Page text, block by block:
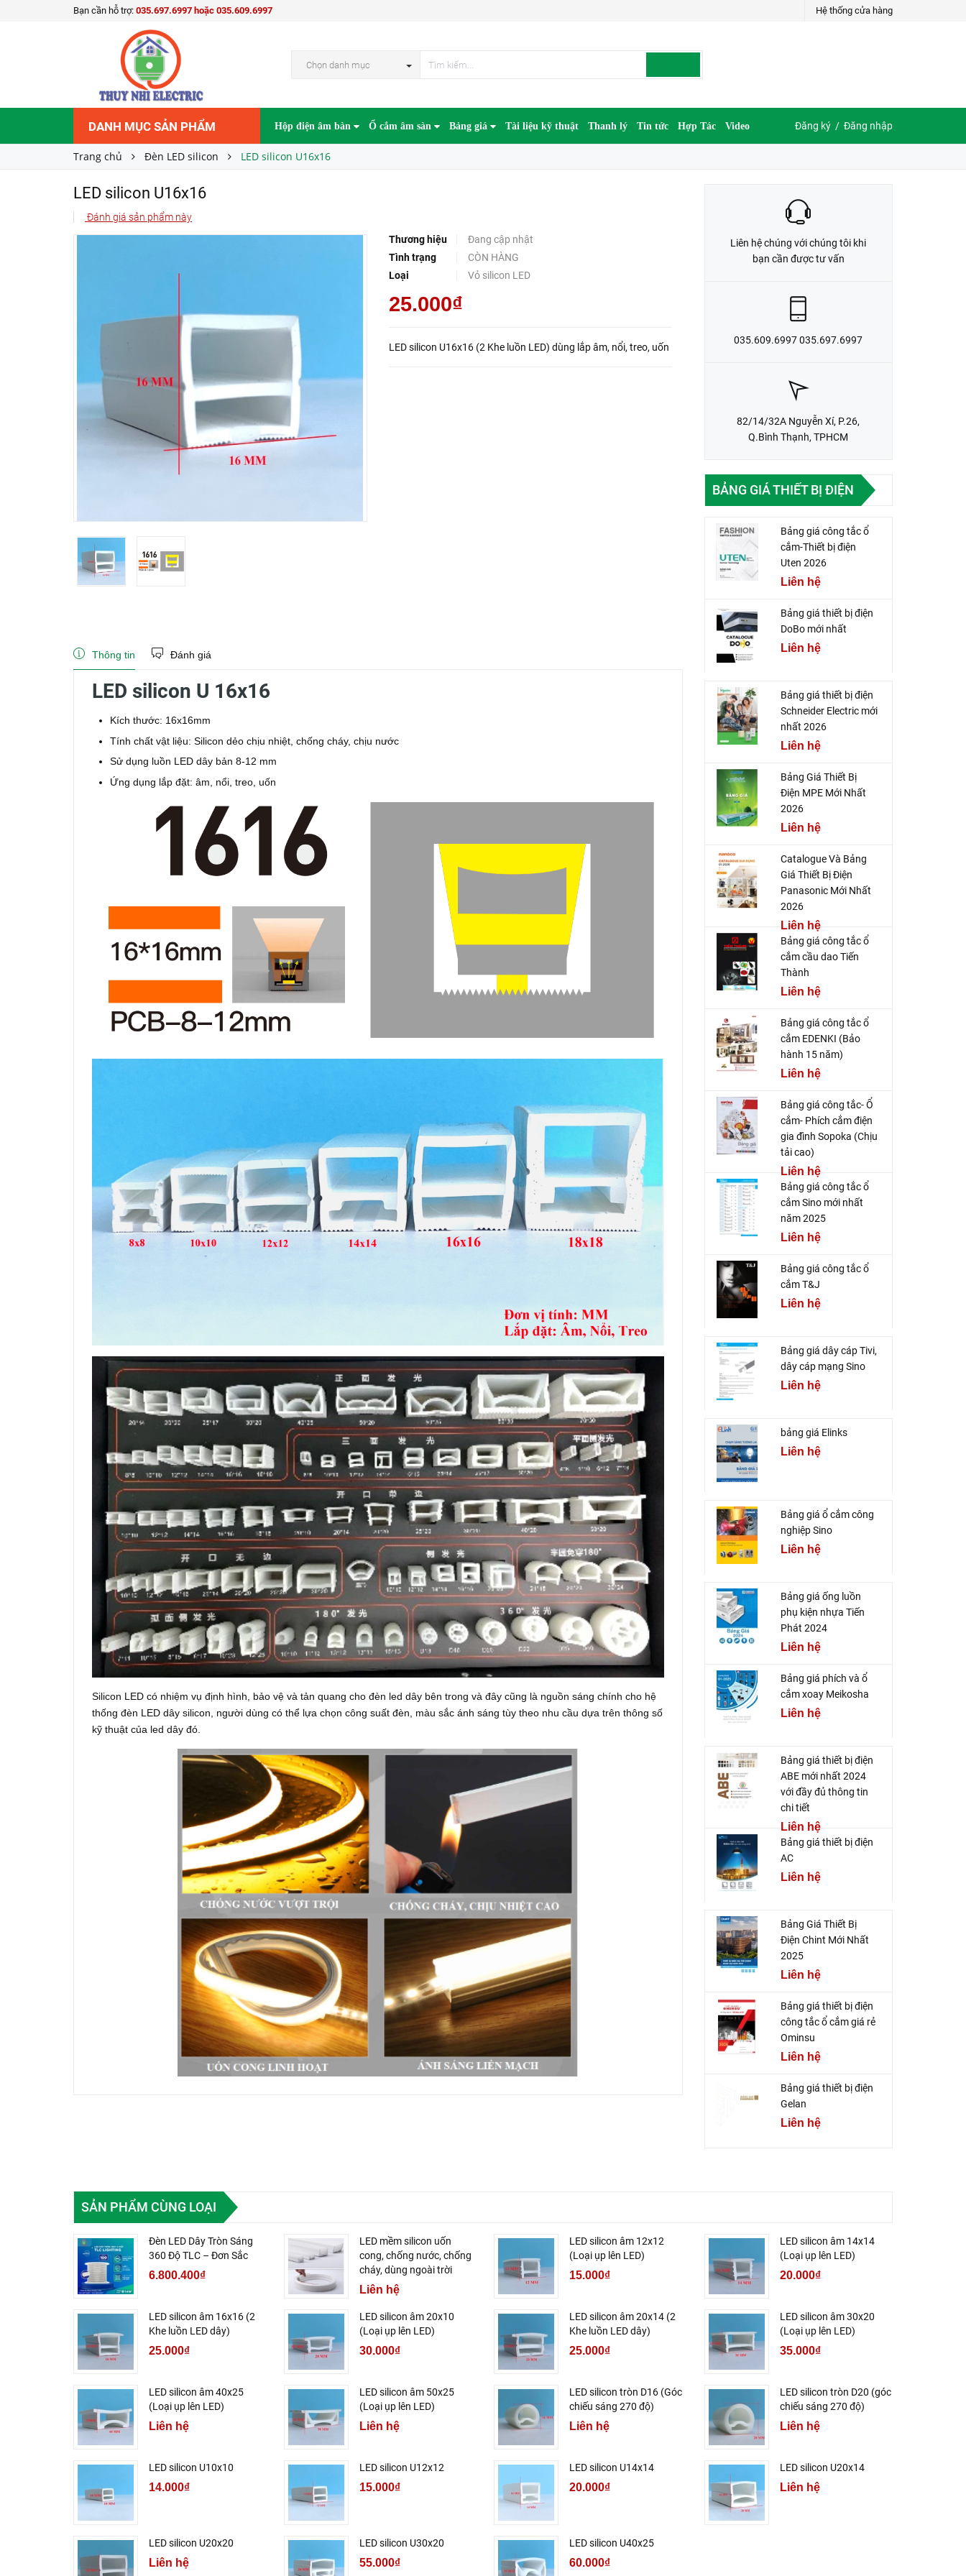
Bạn cần hỗ trợ: 035.697.6997 hoặc 035.609.6997 Hệ thống cửa hàng
Chọn danh mục
DANH MỤC SẢN PHẨM Hộp điện âm bàn Ổ cắm âm sàn Bảng giá Tài liệu kỹ thuật Thanh lý Tin tức Hợp Tác Video Đăng ký / Đăng nhập
Trang chủ Đèn LED silicon LED silicon U16x16
LED silicon U16x16
Đánh giá sản phẩm này
Thương hiệu
Đang cập nhật
Tình trạng
CÒN HÀNG
Loại
Vỏ silicon LED
25.000₫
LED silicon U16x16 (2 Khe luồn LED) dùng lắp âm, nổi, treo, uốn
LED silicon U16x16
Giá bán: 25.000₫
LIÊN HỆ ĐẶT HÀNG
Thông tin Đánh giá
LED silicon U 16x16
Kích thước: 16x16mm
Tính chất vật liệu: Silicon dẻo chịu nhiệt, chống cháy, chịu nước
Sử dụng luồn LED dây bản 8-12 mm
Ứng dụng lắp đặt: âm, nổi, treo, uốn
Silicon LED có nhiệm vụ định hình, bảo vệ và tản quang cho đèn led dây bên trong và đây cũng là nguồn sáng chính cho hệ
thống đèn LED dây silicon, người dùng có thể lựa chọn công suất đèn, màu sắc ánh sáng tùy theo nhu cầu dựa trên thông số
kỹ thuật của led dây đó.
Liên hệ chúng với chúng tôi khi
bạn cần được tư vấn
035.609.6997 035.697.6997
82/14/32A Nguyễn Xí, P.26,
Q.Bình Thạnh, TPHCM
BẢNG GIÁ THIẾT BỊ ĐIỆN
Bảng giá công tắc ổ
cắm-Thiết bị điện
Uten 2026
Liên hệ
Bảng giá thiết bị điện
DoBo mới nhất
Liên hệ
Bảng giá thiết bị điện
Schneider Electric mới
nhất 2026
Liên hệ
Bảng Giá Thiết Bị
Điện MPE Mới Nhất
2026
Liên hệ
Catalogue Và Bảng
Giá Thiết Bị Điện
Panasonic Mới Nhất
2026
Liên hệ
Bảng giá công tắc ổ
cắm cầu dao Tiến
Thành
Liên hệ
Bảng giá công tắc ổ
cắm EDENKI (Bảo
hành 15 năm)
Liên hệ
Bảng giá công tắc- Ổ
cắm- Phích cắm điện
gia đình Sopoka (Chịu
tải cao)
Liên hệ
Bảng giá công tắc ổ
cắm Sino mới nhất
năm 2025
Liên hệ
Bảng giá công tắc ổ
cắm T&J
Liên hệ
Bảng giá dây cáp Tivi,
dây cáp mạng Sino
Liên hệ
bảng giá Elinks
Liên hệ
Bảng giá ổ cắm công
nghiệp Sino
Liên hệ
Bảng giá ống luồn
phụ kiện nhựa Tiến
Phát 2024
Liên hệ
Bảng giá phích và ổ
cắm xoay Meikosha
Liên hệ
Bảng giá thiết bị điện
ABE mới nhất 2024
với đầy đủ thông tin
chi tiết
Liên hệ
Bảng giá thiết bị điện
AC
Liên hệ
Bảng Giá Thiết Bị
Điện Chint Mới Nhất
2025
Liên hệ
Bảng giá thiết bị điện
công tắc ổ cắm giá rẻ
Ominsu
Liên hệ
Bảng giá thiết bị điện
Gelan
Liên hệ
SẢN PHẨM CÙNG LOẠI
Đèn LED Dây Tròn Sáng
360 Độ TLC – Đơn Sắc
6.800.400₫
LED mềm silicon uốn
cong, chống nước, chống
cháy, dùng ngoài trời
Liên hệ
LED silicon âm 12x12
(Loại ụp lên LED)
15.000₫
LED silicon âm 14x14
(Loại ụp lên LED)
20.000₫
LED silicon âm 16x16 (2
Khe luồn LED dây)
25.000₫
LED silicon âm 20x10
(Loại ụp lên LED)
30.000₫
LED silicon âm 20x14 (2
Khe luồn LED dây)
25.000₫
LED silicon âm 30x20
(Loại ụp lên LED)
35.000₫
LED silicon âm 40x25
(Loại ụp lên LED)
Liên hệ
LED silicon âm 50x25
(Loại ụp lên LED)
Liên hệ
LED silicon tròn D16 (Góc
chiếu sáng 270 độ)
Liên hệ
LED silicon tròn D20 (góc
chiếu sáng 270 độ)
Liên hệ
LED silicon U10x10
14.000₫
LED silicon U12x12
15.000₫
LED silicon U14x14
20.000₫
LED silicon U20x14
Liên hệ
LED silicon U20x20
Liên hệ
LED silicon U30x20
55.000₫
LED silicon U40x25
60.000₫